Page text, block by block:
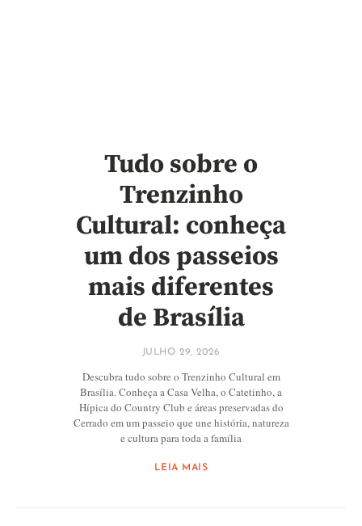
Tudo sobre o
Trenzinho
Cultural: conheça
um dos passeios
mais diferentes
de Brasília
JULHO 29, 2026
Descubra tudo sobre o Trenzinho Cultural em
Brasília. Conheça a Casa Velha, o Catetinho, a
Hípica do Country Club e áreas preservadas do
Cerrado em um passeio que une história, natureza
e cultura para toda a família
LEIA MAIS